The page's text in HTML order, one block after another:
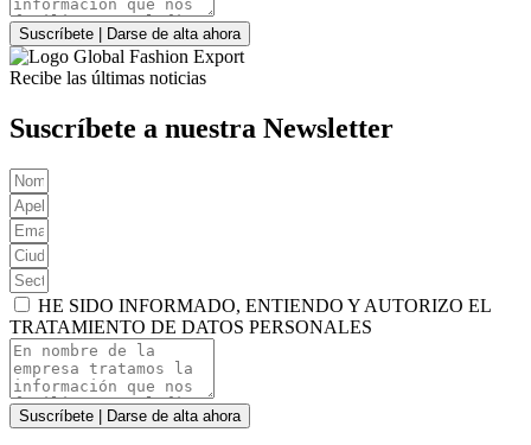
Suscríbete | Darse de alta ahora
Recibe las últimas noticias
Suscríbete a nuestra Newsletter
HE SIDO INFORMADO, ENTIENDO Y AUTORIZO EL
TRATAMIENTO DE DATOS PERSONALES
Suscríbete | Darse de alta ahora